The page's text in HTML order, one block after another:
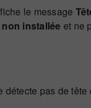
le message
installée et ne
détecte pas de tête